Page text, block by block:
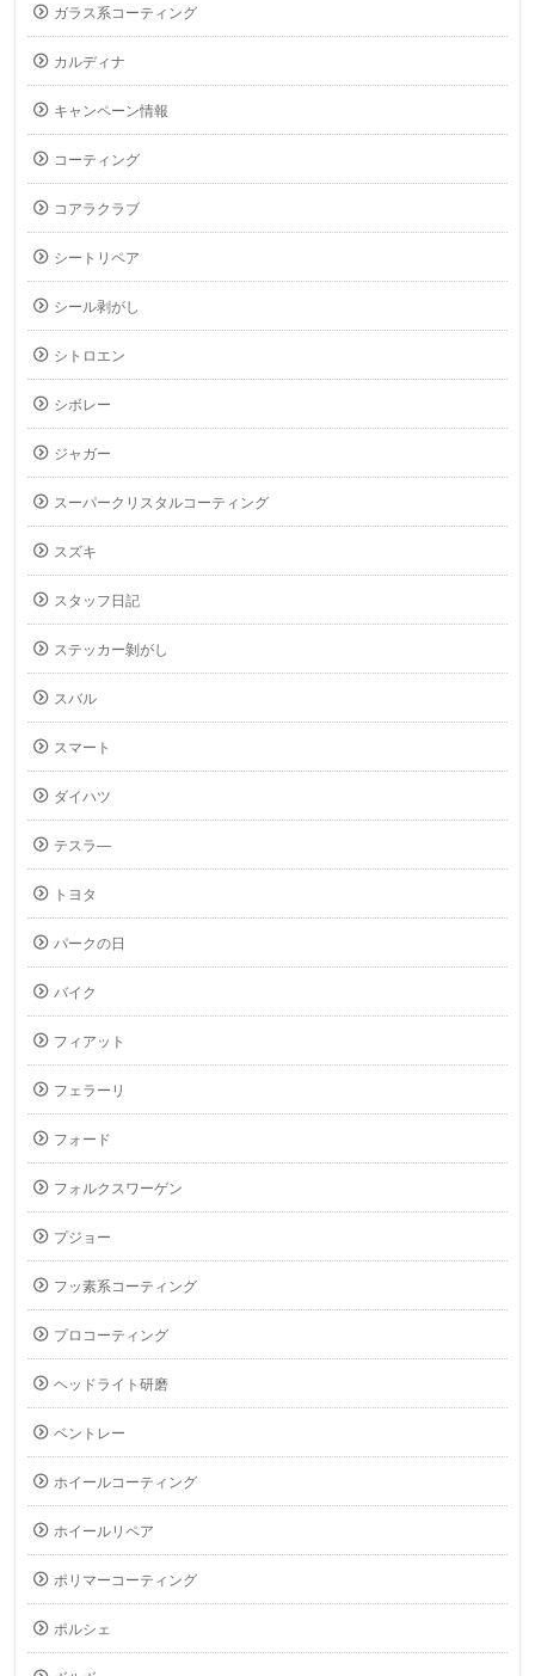
ガラス系コーティング
カルディナ
キャンペーン情報
コーティング
コアラクラブ
シートリペア
シール剥がし
シトロエン
シボレー
ジャガー
スーパークリスタルコーティング
スズキ
スタッフ日記
ステッカー剝がし
スバル
スマート
ダイハツ
テスラ―
トヨタ
パークの日
バイク
フィアット
フェラーリ
フォード
フォルクスワーゲン
プジョー
フッ素系コーティング
プロコーティング
ヘッドライト研磨
ベントレー
ホイールコーティング
ホイールリペア
ポリマーコーティング
ポルシェ